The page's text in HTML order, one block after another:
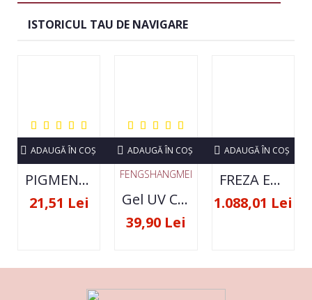
ISTORICUL TAU DE NAVIGARE
PIGMENT NEON SET 12 CULORI
21,51 Lei
ADAUGĂ ÎN COŞ
FENGSHANGMEI
Gel UV Constructie FSM 50ML - 07
39,90 Lei
ADAUGĂ ÎN COŞ
FREZA ELECTRICA STRONG 210 35000 RPM- ORIGINALA
1.088,01 Lei
ADAUGĂ ÎN COŞ